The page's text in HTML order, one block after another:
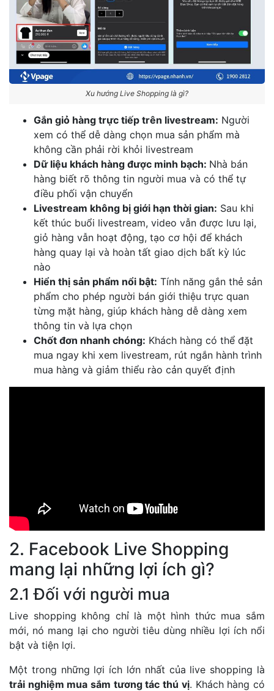
Xu hướng Live Shopping là gì?
Gắn giỏ hàng trực tiếp trên livestream: Người
xem có thể dễ dàng chọn mua sản phẩm mà
không cần phải rời khỏi livestream
Dữ liệu khách hàng được minh bạch: Nhà bán
hàng biết rõ thông tin người mua và có thể tự
điều phối vận chuyển
Livestream không bị giới hạn thời gian: Sau khi
kết thúc buổi livestream, video vẫn được lưu lại,
giỏ hàng vẫn hoạt động, tạo cơ hội để khách
hàng quay lại và hoàn tất giao dịch bất kỳ lúc
nào
Hiển thị sản phẩm nổi bật: Tính năng gắn thẻ sản
phẩm cho phép người bán giới thiệu trực quan
từng mặt hàng, giúp khách hàng dễ dàng xem
thông tin và lựa chọn
Chốt đơn nhanh chóng: Khách hàng có thể đặt
mua ngay khi xem livestream, rút ngắn hành trình
mua hàng và giảm thiểu rào cản quyết định
2. Facebook Live Shopping
mang lại những lợi ích gì?
2.1 Đối với người mua
Live shopping không chỉ là một hình thức mua sắm
mới, nó mang lại cho người tiêu dùng nhiều lợi ích nổi
bật và tiện lợi.
Một trong những lợi ích lớn nhất của live shopping là
trải nghiệm mua sắm tương tác thú vị. Khách hàng có